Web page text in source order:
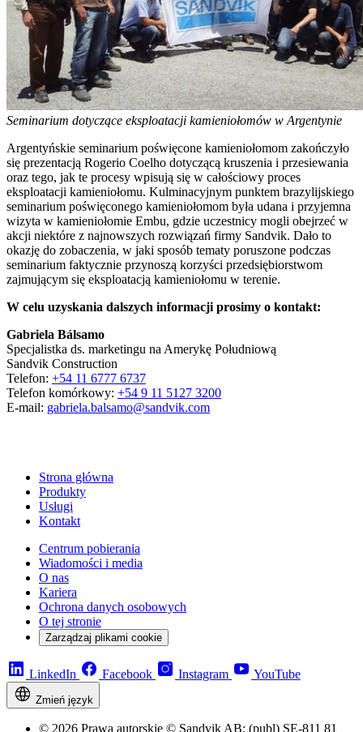
Seminarium dotyczące eksploatacji kamieniołomów w Argentynie
Argentyńskie seminarium poświęcone kamieniołomom zakończyło
się prezentacją Rogerio Coelho dotyczącą kruszenia i przesiewania
oraz tego, jak te procesy wpisują się w całościowy proces
eksploatacji kamieniołomu. Kulminacyjnym punktem brazylijskiego
seminarium poświęconego kamieniołomom była udana i przyjemna
wizyta w kamieniołomie Embu, gdzie uczestnicy mogli obejrzeć w
akcji niektóre z najnowszych rozwiązań firmy Sandvik. Dało to
okazję do zobaczenia, w jaki sposób tematy poruszone podczas
seminarium faktycznie przynoszą korzyści przedsiębiorstwom
zajmującym się eksploatacją kamieniołomu w terenie.
W celu uzyskania dalszych informacji prosimy o kontakt:
Gabriela Bálsamo
Specjalistka ds. marketingu na Amerykę Południową
Sandvik Construction
Telefon: +54 11 6777 6737
Telefon komórkowy: +54 9 11 5127 3200
E-mail: gabriela.balsamo@sandvik.com
Strona główna
Produkty
Usługi
Kontakt
Centrum pobierania
Wiadomości i media
O nas
Kariera
Ochrona danych osobowych
O tej stronie
Zarządzaj plikami cookie
LinkedIn Facebook Instagram YouTube
Zmień język
© 2026 Prawa autorskie © Sandvik AB; (publ) SE-811 81